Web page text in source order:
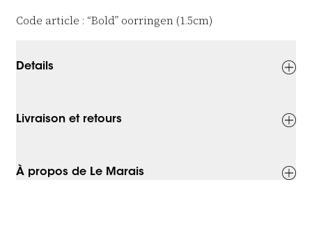
Code article : “Bold” oorringen (1.5cm)
Details
Livraison et retours
À propos de Le Marais